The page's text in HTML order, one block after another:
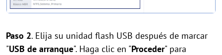
Paso 2. Elija su unidad flash USB después de marcar
"USB de arranque". Haga clic en "Proceder" para